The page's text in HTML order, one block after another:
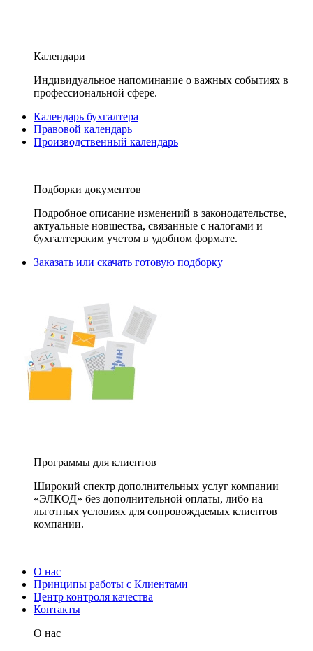
Календари
Индивидуальное напоминание о важных событиях в
профессиональной сфере.
Календарь бухгалтера
Правовой календарь
Производственный календарь
Подборки документов
Подробное описание изменений в законодательстве,
актуальные новшества, связанные с налогами и
бухгалтерским учетом в удобном формате.
Заказать или скачать готовую подборку
Программы для клиентов
Широкий спектр дополнительных услуг компании
«ЭЛКОД» без дополнительной оплаты, либо на
льготных условиях для сопровождаемых клиентов
компании.
О нас
Принципы работы с Клиентами
Центр контроля качества
Контакты
О нас